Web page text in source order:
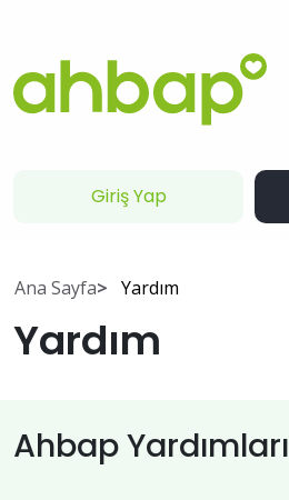
Giriş Yap
Ana Sayfa Yardım
Yardım
Ahbap Yardımları